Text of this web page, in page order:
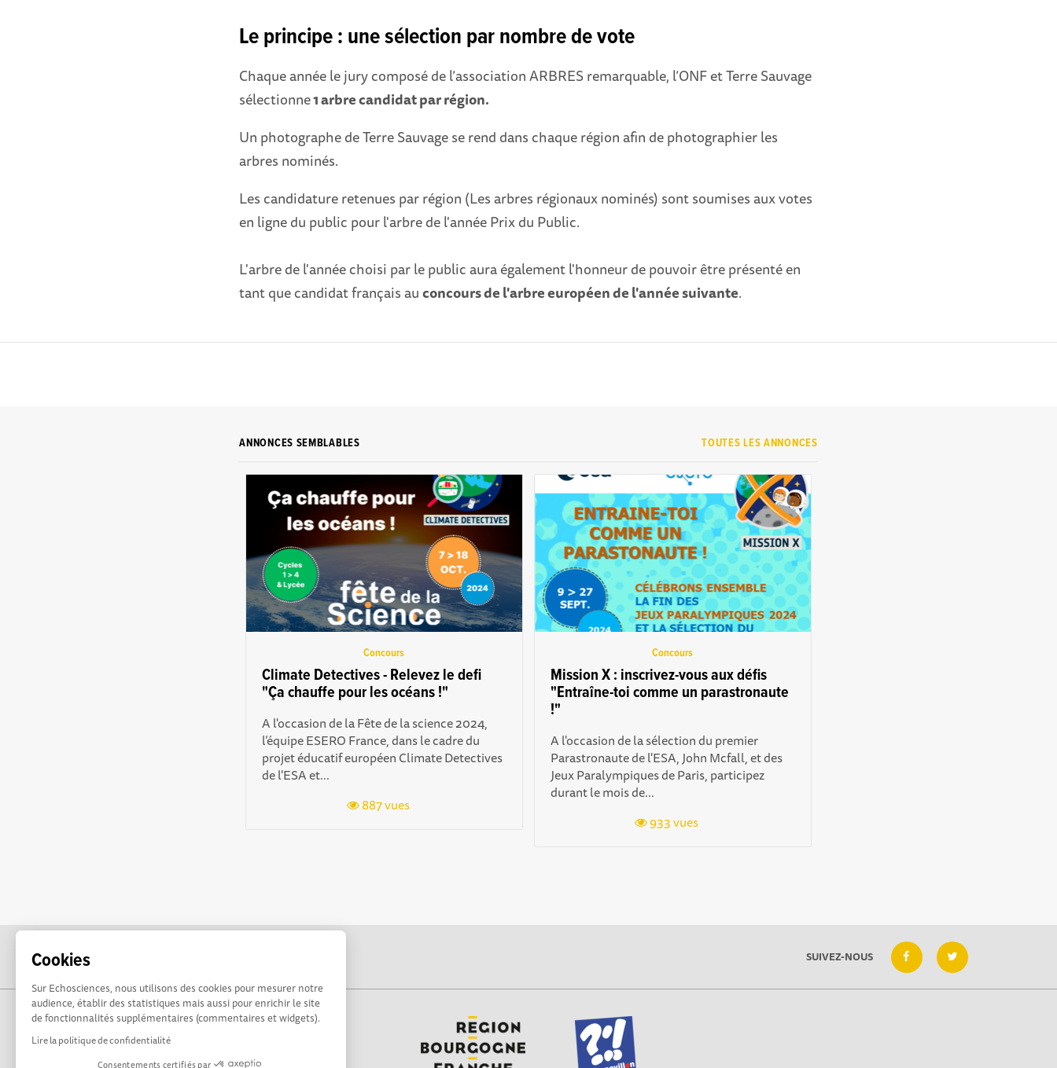
Cookies
Sur Echosciences, nous utilisons des cookies pour mesurer notre
audience, établir des statistiques mais aussi pour enrichir le site
de fonctionnalités supplémentaires (commentaires et widgets).
Lire la politique de confidentialité
Consentements certifiés par
Le principe : une sélection par nombre de vote
Chaque année le jury composé de l’association ARBRES remarquable, l’ONF et Terre Sauvage
sélectionne1 arbre candidat par région.
Un photographe de Terre Sauvage se rend dans chaque région afin de photographier les
arbres nominés.
Les candidature retenues par région (Les arbres régionaux nominés) sont soumises aux votes
en ligne du public pour l'arbre de l'année Prix du Public.
L'arbre de l'année choisi par le public aura également l'honneur de pouvoir être présenté en
tant que candidat français auconcours de l'arbre européen de l'année suivante.
TOUTES LES ANNONCES
ANNONCES SEMBLABLES
Concours
Climate Detectives - Relevez le defi
"Ça chauffe pour les océans !"
A l'occasion de la Fête de la science 2024,
l’équipe ESERO France, dans le cadre du
projet éducatif européen Climate Detectives
de l'ESA et...
887 vues
Concours
Mission X : inscrivez-vous aux défis
"Entraîne-toi comme un parastronaute
!"
A l'occasion de la sélection du premier
Parastronaute de l'ESA, John Mcfall, et des
Jeux Paralympiques de Paris, participez
durant le mois de...
933 vues
SUIVEZ-NOUS